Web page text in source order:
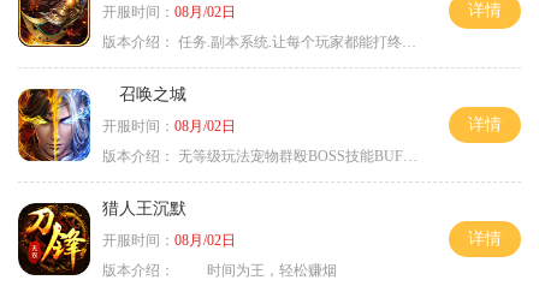
开服时间： 08月/02日
版本介绍： 任务.副本系统.让每个玩家都能打终极BOSS
详情
召唤之城
开服时间： 08月/02日
版本介绍： 无等级玩法宠物群殴BOSS技能BUFF铭文B
详情
猎人王沉默
开服时间： 08月/02日
版本介绍：
时间为王，轻松赚烟
详情